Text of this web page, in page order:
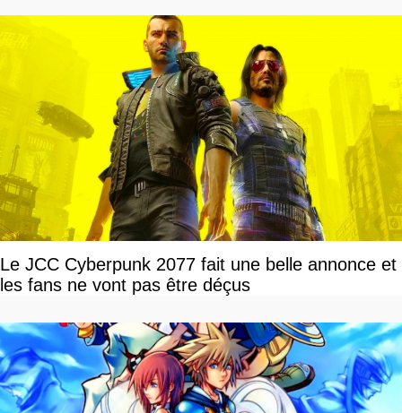
Le JCC Cyberpunk 2077 fait une belle annonce et
les fans ne vont pas être déçus